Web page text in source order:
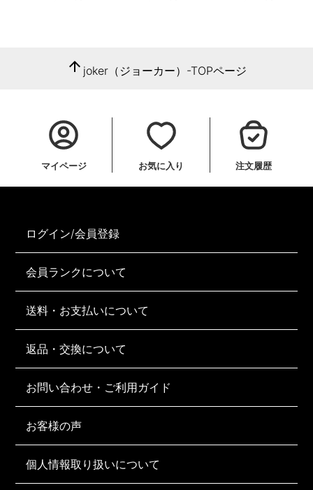
arrow_upward joker（ジョーカー）-TOPページ
マイページ お気に入り 注文履歴
ログイン/会員登録
会員ランクについて
送料・お支払いについて
返品・交換について
お問い合わせ・ご利用ガイド
お客様の声
個人情報取り扱いについて